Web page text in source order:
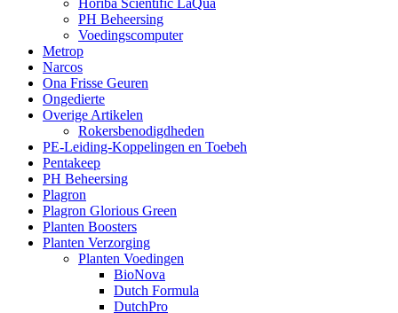
Horiba Scientific LaQua
PH Beheersing
Voedingscomputer
Metrop
Narcos
Ona Frisse Geuren
Ongedierte
Overige Artikelen
Rokersbenodigdheden
PE-Leiding-Koppelingen en Toebeh
Pentakeep
PH Beheersing
Plagron
Plagron Glorious Green
Planten Boosters
Planten Verzorging
Planten Voedingen
BioNova
Dutch Formula
DutchPro